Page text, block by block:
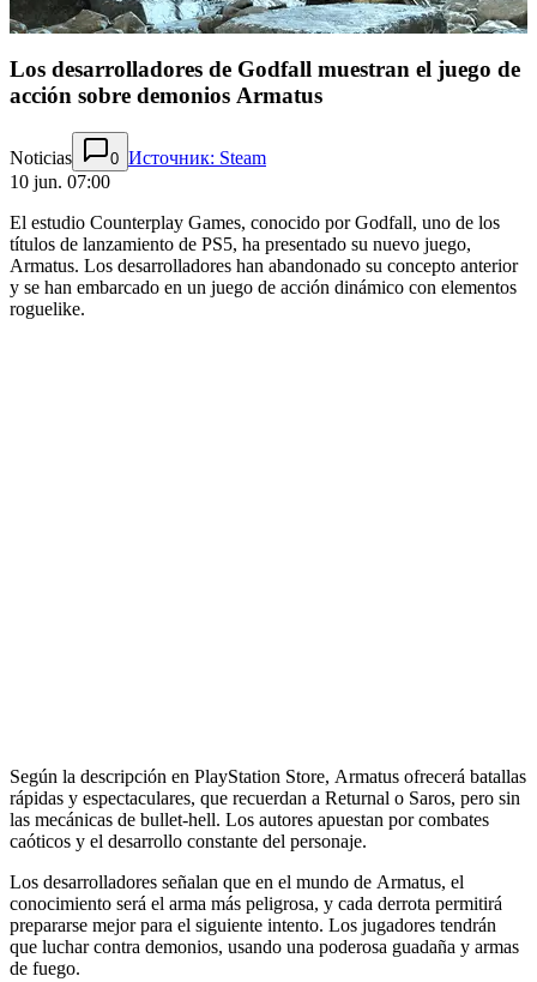
Los desarrolladores de Godfall muestran el juego de
acción sobre demonios Armatus
Noticias 0 Источник: Steam
10 jun. 07:00
El estudio Counterplay Games, conocido por Godfall, uno de los
títulos de lanzamiento de PS5, ha presentado su nuevo juego,
Armatus. Los desarrolladores han abandonado su concepto anterior
y se han embarcado en un juego de acción dinámico con elementos
roguelike.
Según la descripción en PlayStation Store, Armatus ofrecerá batallas
rápidas y espectaculares, que recuerdan a Returnal o Saros, pero sin
las mecánicas de bullet-hell. Los autores apuestan por combates
caóticos y el desarrollo constante del personaje.
Los desarrolladores señalan que en el mundo de Armatus, el
conocimiento será el arma más peligrosa, y cada derrota permitirá
prepararse mejor para el siguiente intento. Los jugadores tendrán
que luchar contra demonios, usando una poderosa guadaña y armas
de fuego.